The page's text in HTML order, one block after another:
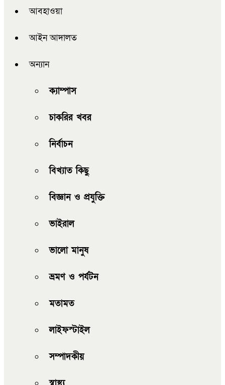
আবহাওয়া
আইন আদালত
অন্যান
ক্যাম্পাস
চাকরির খবর
নির্বাচন
বিখ্যাত কিছু
বিজ্ঞান ও প্রযুক্তি
ভাইরাল
ভালো মানুষ
ভ্রমণ ও পর্যটন
মতামত
লাইফস্টাইল
সম্পাদকীয়